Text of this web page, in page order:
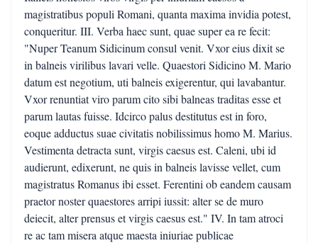
magistratibus populi Romani, quanta maxima invidia potest,
conqueritur. III. Verba haec sunt, quae super ea re fecit:
"Nuper Teanum Sidicinum consul venit. Vxor eius dixit se
in balneis virilibus lavari velle. Quaestori Sidicino M. Mario
datum est negotium, uti balneis exigerentur, qui lavabantur.
Vxor renuntiat viro parum cito sibi balneas traditas esse et
parum lautas fuisse. Idcirco palus destitutus est in foro,
eoque adductus suae civitatis nobilissimus homo M. Marius.
Vestimenta detracta sunt, virgis caesus est. Caleni, ubi id
audierunt, edixerunt, ne quis in balneis lavisse vellet, cum
magistratus Romanus ibi esset. Ferentini ob eandem causam
praetor noster quaestores arripi iussit: alter se de muro
deiecit, alter prensus et virgis caesus est." IV. In tam atroci
re ac tam misera atque maesta iniuriae publicae